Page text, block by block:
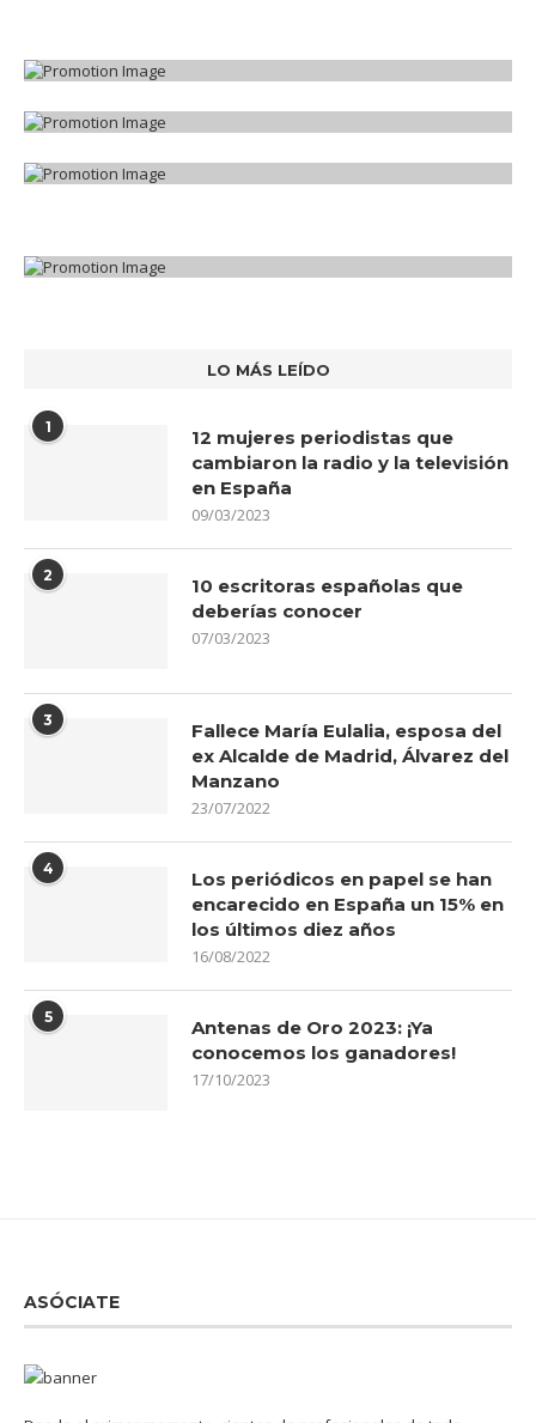
LO MÁS LEÍDO
1
12 mujeres periodistas que
cambiaron la radio y la televisión
en España
09/03/2023
2
10 escritoras españolas que
deberías conocer
07/03/2023
3
Fallece María Eulalia, esposa del
ex Alcalde de Madrid, Álvarez del
Manzano
23/07/2022
4
Los periódicos en papel se han
encarecido en España un 15% en
los últimos diez años
16/08/2022
5
Antenas de Oro 2023: ¡Ya
conocemos los ganadores!
17/10/2023
ASÓCIATE